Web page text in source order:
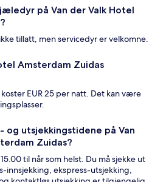
på Van der Valk Hotel
tillatt, men servicedyr er velkomne.
Amsterdam Zuidas
EUR 25 per natt. Det kan være
og utsjekkingstidene på Van
Zuidas?
til når som helst. Du må sjekke ut
innsjekking, ekspress-utsjekking,